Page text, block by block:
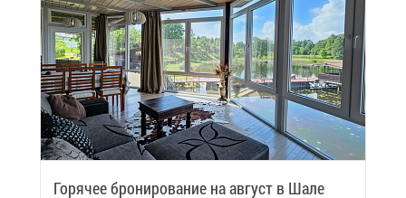
Го­ря­чее бро­ни­ро­ва­ние на ав­густ в Ша­ле